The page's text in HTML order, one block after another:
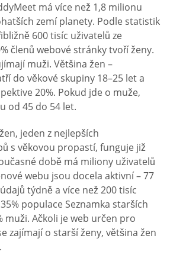
má více než 1,8 milionu
zemí planety. Podle statistik
600 tisíc uživatelů ze
členů webové stránky tvoří ženy.
muži. Většina žen –
do věkové skupiny 18–25 let a
20%. Pokud jde o muže,
od 45 do 54 let.
jeden z nejlepších
s věkovou propastí, funguje již
době má miliony uživatelů
webu jsou docela aktivní – 77
týdně a více než 200 tisíc
populace Seznamka starších
muži. Ačkoli je web určen pro
zajímají o starší ženy, většina žen